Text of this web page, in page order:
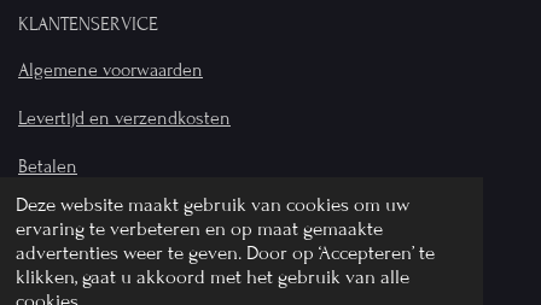
Deze website maakt gebruik van cookies om uw
ervaring te verbeteren en op maat gemaakte
advertenties weer te geven. Door op ‘Accepteren’ te
klikken, gaat u akkoord met het gebruik van alle
KLANTENSERVICE
Algemene voorwaarden
Levertijd en verzendkosten
Betalen
Privacyverklaring
© 2024 Bij Wilhelmina - Alle rechten voorbehouden